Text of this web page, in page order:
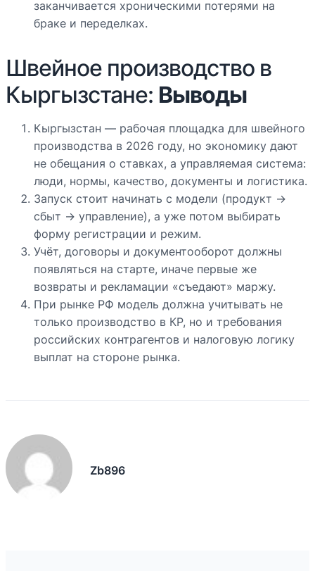
заканчивается хроническими потерями на
браке и переделках.
Швейное производство в
Кыргызстане: Выводы
Кыргызстан — рабочая площадка для швейного
производства в 2026 году, но экономику дают
не обещания о ставках, а управляемая система:
люди, нормы, качество, документы и логистика.
Запуск стоит начинать с модели (продукт →
сбыт → управление), а уже потом выбирать
форму регистрации и режим.
Учёт, договоры и документооборот должны
появляться на старте, иначе первые же
возвраты и рекламации «съедают» маржу.
При рынке РФ модель должна учитывать не
только производство в КР, но и требования
российских контрагентов и налоговую логику
выплат на стороне рынка.
Zb896